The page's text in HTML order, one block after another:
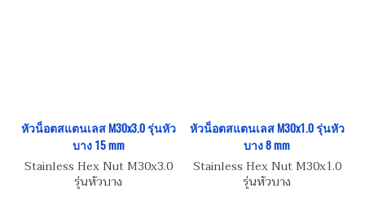
หัวน็อตสแตนเลส M30x3.0 รุ่นหัว
บาง 15 mm
Stainless Hex Nut M30x3.0
รุ่นหัวบาง
หัวน็อตสแตนเลส M30x1.0 รุ่นหัว
บาง 8 mm
Stainless Hex Nut M30x1.0
รุ่นหัวบาง